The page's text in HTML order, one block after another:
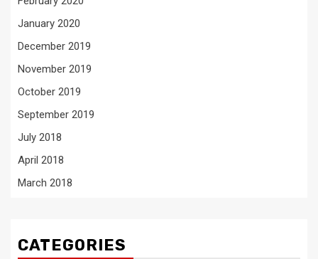
January 2020
December 2019
November 2019
October 2019
September 2019
July 2018
April 2018
March 2018
CATEGORIES